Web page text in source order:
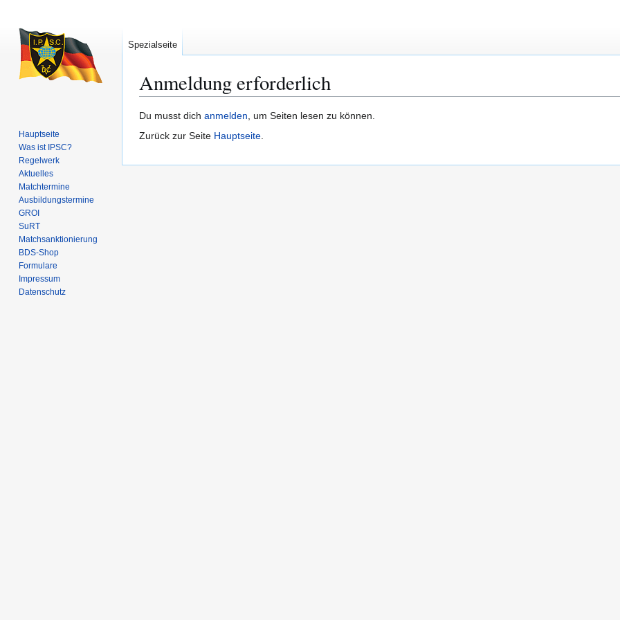
Anmeldung erforderlich
Zur
Navigation
Zur
Suche
Du musst dich anmelden, um Seiten lesen zu können.
Zurück zur Seite Hauptseite.
Spezialseite
Hauptseite
Was ist IPSC?
Regelwerk
Aktuelles
Matchtermine
Ausbildungs­termine
GROI
SuRT
Match­sanktionierung
BDS-Shop
Formulare
Impressum
Datenschutz